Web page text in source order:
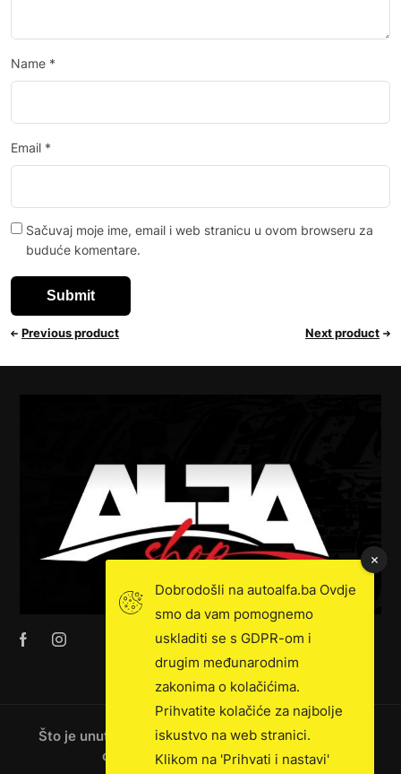
Name *
Email *
Sačuvaj moje ime, email i web stranicu u ovom browseru za
buduće komentare.
Previous product Next product
Što je unutra: novosti, ekskluzivna prodaja, vijesti
o kamionima i još mnogo toga!
Dobrodošli na autoalfa.ba Ovdje
smo da vam pomognemo
uskladiti se s GDPR-om i
drugim međunarodnim
zakonima o kolačićima.
Prihvatite kolačiće za najbolje
iskustvo na web stranici.
Klikom na 'Prihvati i nastavi'